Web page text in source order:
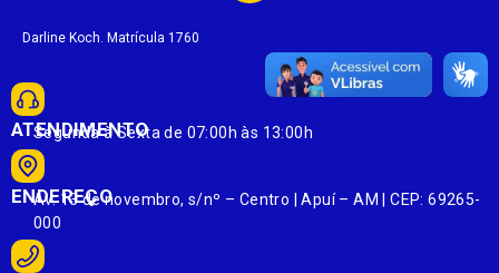
Darline Koch. Matrícula 1760
ATENDIMENTO
Segunda à Sexta de 07:00h às 13:00h
ENDEREÇO
Av. 13 de novembro, s/nº – Centro | Apuí – AM | CEP: 69265-
000